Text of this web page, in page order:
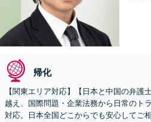
帰化
【関東エリア対応】【日本と中国の弁護
越え、国際問題・企業法務から日常のト
対応。日本全国どこからでも安心してご